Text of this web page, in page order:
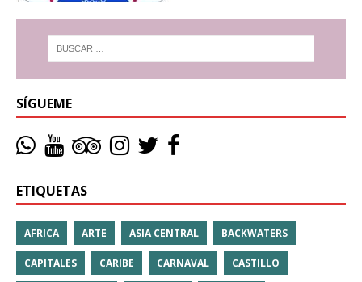
SÍGUEME
ETIQUETAS
AFRICA ARTE ASIA CENTRAL BACKWATERS
CAPITALES CARIBE CARNAVAL CASTILLO